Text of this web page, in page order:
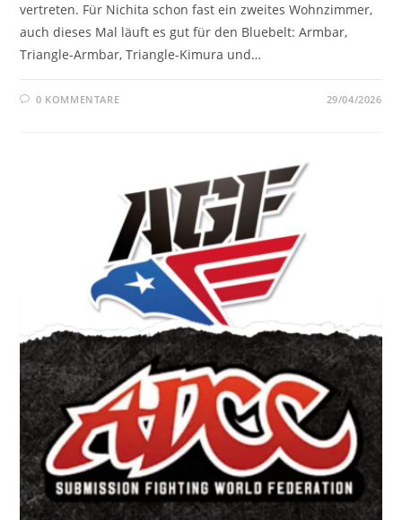
vertreten. Für Nichita schon fast ein zweites Wohnzimmer,
auch dieses Mal läuft es gut für den Bluebelt: Armbar,
Triangle-Armbar, Triangle-Kimura und…
0 KOMMENTARE 29/04/2026